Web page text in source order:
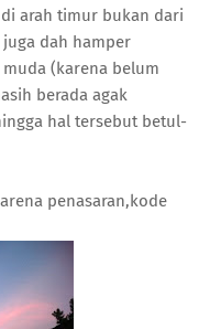
arah timur bukan dari
dah hamper
(karena belum
berada agak
hal tersebut betul-
penasaran,kode